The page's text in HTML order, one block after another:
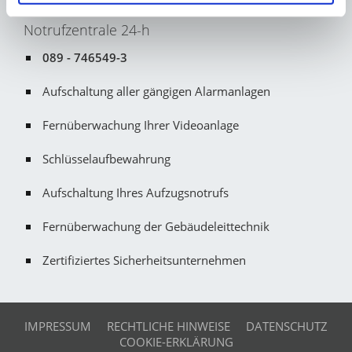
Notrufzentrale 24-h
089 - 746549-3
Aufschaltung aller gängigen Alarmanlagen
Fernüberwachung Ihrer Videoanlage
Schlüsselaufbewahrung
Aufschaltung Ihres Aufzugsnotrufs
Fernüberwachung der Gebäudeleittechnik
Zertifiziertes Sicherheitsunternehmen
IMPRESSUM RECHTLICHE HINWEISE
DATENSCHUTZ
COOKIE-ERKLÄRUNG